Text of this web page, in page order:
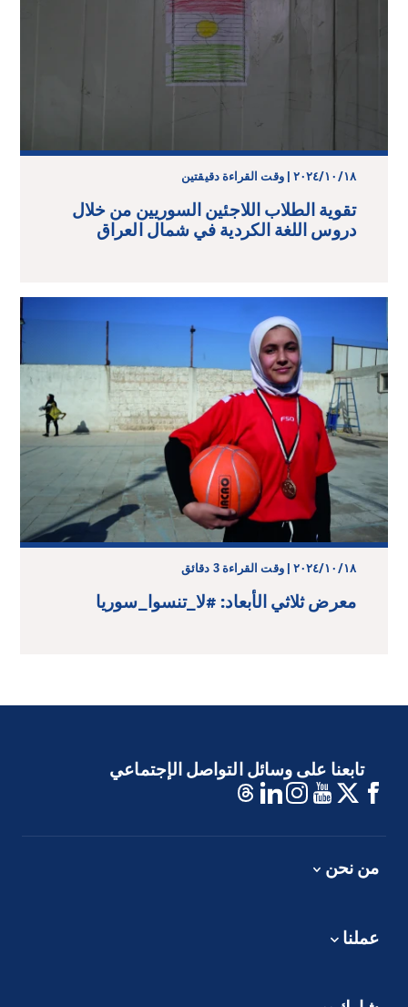
١٨‏/١٠‏/٢٠٢٤ | وقت القراءة دقيقتين
تقوية الطلاب اللاجئين السوريين من خلال
دروس اللغة الكردية في شمال العراق
١٨‏/١٠‏/٢٠٢٤ | وقت القراءة 3 دقائق
معرض ثلاثي الأبعاد: #لا_تنسوا_سوريا
تابعنا على وسائل التواصل الإجتماعي
من نحن
عملنا